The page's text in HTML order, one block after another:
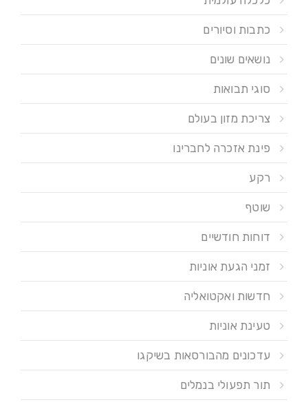
כתבות וסיורים
נושאים שונים
סוגי תבואות
צריכת מזון בעולם
פינת אזכרה לחברינו
רקע
שוטף
דוחות חודשיים
זמני הגעת אוניות
חדשות ואקטואליה
טעינת אוניות
עדכונים מהבורסאות בשיקגו
תור תפעולי בנמלים